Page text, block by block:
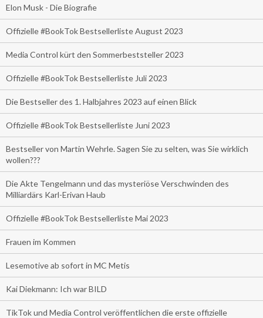
Elon Musk - Die Biografie
Offizielle #BookTok Bestsellerliste August 2023
Media Control kürt den Sommerbeststeller 2023
Offizielle #BookTok Bestsellerliste Juli 2023
Die Bestseller des 1. Halbjahres 2023 auf einen Blick
Offizielle #BookTok Bestsellerliste Juni 2023
Bestseller von Martin Wehrle. Sagen Sie zu selten, was Sie wirklich
wollen???
Die Akte Tengelmann und das mysteriöse Verschwinden des
Milliardärs Karl-Erivan Haub
Offizielle #BookTok Bestsellerliste Mai 2023
Frauen im Kommen
Lesemotive ab sofort in MC Metis
Kai Diekmann: Ich war BILD
TikTok und Media Control veröffentlichen die erste offizielle